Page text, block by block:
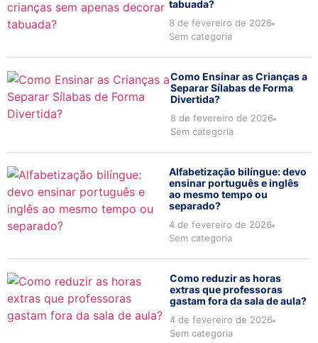
tabuada?
8 de fevereiro de 2026
Sem categoria
Como Ensinar as Crianças a
Separar Sílabas de Forma
Divertida?
8 de fevereiro de 2026
Sem categoria
Alfabetização bilíngue: devo
ensinar português e inglês
ao mesmo tempo ou
separado?
4 de fevereiro de 2026
Sem categoria
Como reduzir as horas
extras que professoras
gastam fora da sala de aula?
4 de fevereiro de 2026
Sem categoria